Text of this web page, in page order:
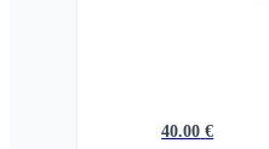
40.00 €